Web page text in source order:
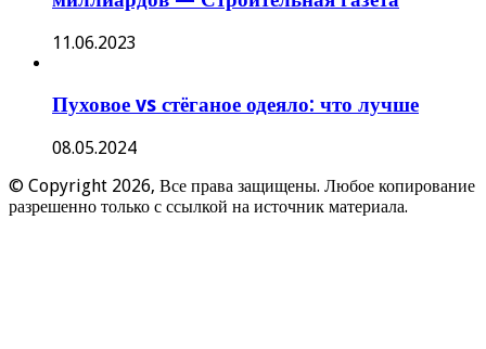
11.06.2023
Пуховое vs стёганое одеяло: что лучше
08.05.2024
© Copyright 2026, Все права защищены. Любое копирование
разрешенно только с ссылкой на источник материала.